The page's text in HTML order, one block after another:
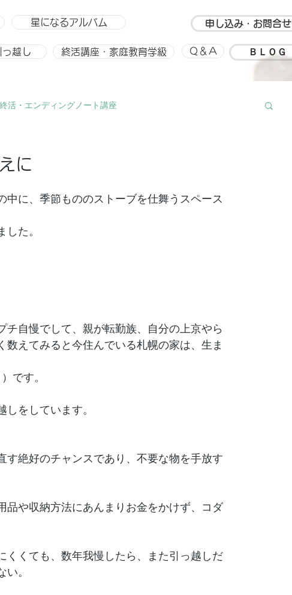
星になるアルバム
っ越し 終活講座・家庭教育学級
申し込み・お問合せ
Ｑ＆Ａ ＢＬＯＧ
終活・エンディングノート講座
に
中に、季節もののストーブを仕舞うスペース
た。
自慢でして、親が転勤族、自分の上京やら
えてみると今住んでいる札幌の家は、生ま
です。
をしています。
絶好のチャンスであり、不要な物を手放す
品や収納方法にあんまりお金をかけず、コダ
くくても、数年我慢したら、また引っ越しだ
。